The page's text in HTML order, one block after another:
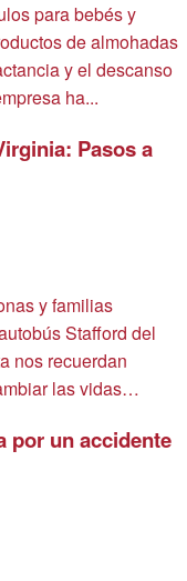
para bebés y
de almohadas
y el descanso
ha...
Pasos a
y familias
Stafford del
nos recuerdan
las vidas…
por un accidente